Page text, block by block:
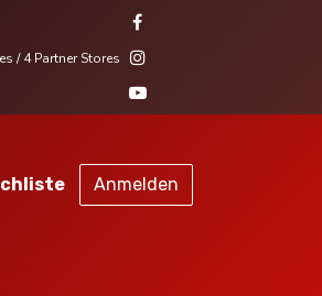
/ 4 Partner Stores
Anmelden